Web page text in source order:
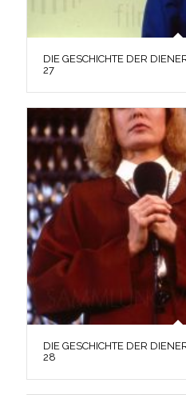
DIE GESCHICHTE DER
27
DIE GESCHICHTE DER
28